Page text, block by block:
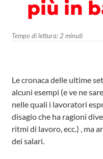
più in
Tempo di lettura: 2 minuti
Le cronaca delle ultime
alcuni esempi (e ve ne
nelle quali i lavoratori
disagio che ha ragioni
ritmi di lavoro, ecc.) , ma
dei salari.